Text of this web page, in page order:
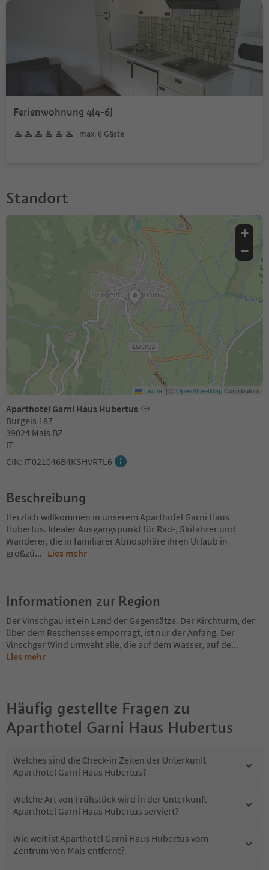
Ferienwohnung 4(4-6)
max. 6 Gäste
Standort
Aparthotel Garni Haus Hubertus
Burgeis 187
39024 Mals BZ
IT
CIN: IT021046B4KSHVR7L6
+
−
Leaflet | ©OpenStreetMapContributors
Beschreibung
Herzlich willkommen in unserem Aparthotel Garni Haus
Hubertus. Idealer Ausgangspunkt für Rad-, Skifahrer und
Wanderer, die in familiärer Atmosphäre ihren Urlaub in
großzü... Lies mehr
Informationen zur Region
Der Vinschgau ist ein Land der Gegensätze. Der Kirchturm, der
über dem Reschensee emporragt, ist nur der Anfang. Der
Vinschger Wind umweht alle, die auf dem Wasser, auf de...
Lies mehr
Häufig gestellte Fragen zu
Aparthotel Garni Haus Hubertus
Welches sind die Check-in Zeiten der Unterkunft
Aparthotel Garni Haus Hubertus?
Welche Art von Frühstück wird in der Unterkunft
Aparthotel Garni Haus Hubertus serviert?
Wie weit ist Aparthotel Garni Haus Hubertus vom
Zentrum von Mals entfernt?